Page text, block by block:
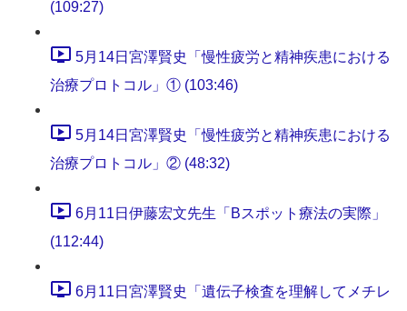
(109:27)
5月14日宮澤賢史「慢性疲労と精神疾患における
治療プロトコル」① (103:46)
5月14日宮澤賢史「慢性疲労と精神疾患における
治療プロトコル」② (48:32)
6月11日伊藤宏文先生「Bスポット療法の実際」
(112:44)
6月11日宮澤賢史「遺伝子検査を理解してメチレ